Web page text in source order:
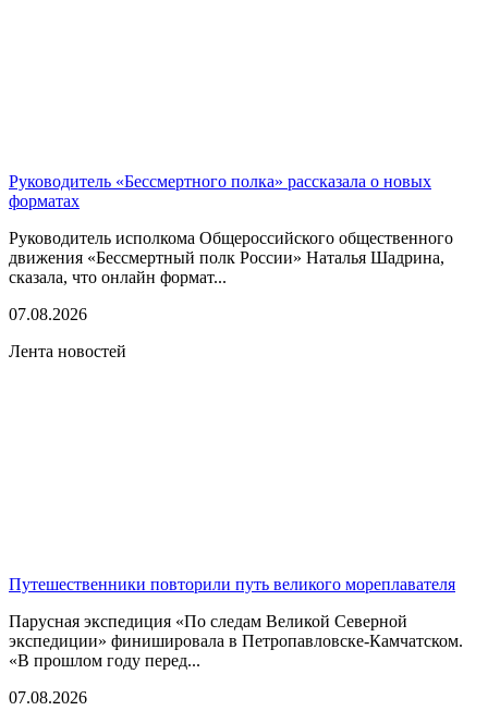
Руководитель «Бессмертного полка» рассказала о новых
форматах
Руководитель исполкома Общероссийского общественного
движения «Бессмертный полк России» Наталья Шадрина,
сказала, что онлайн формат...
07.08.2026
Лента новостей
Путешественники повторили путь великого мореплавателя
Парусная экспедиция «По следам Великой Северной
экспедиции» финишировала в Петропавловске-Камчатском.
«В прошлом году перед...
07.08.2026